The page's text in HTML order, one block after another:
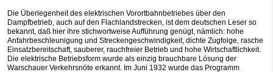
Die Überlegenheit des elektrischen Vorortbahnbetriebes über den
Dampfbetrieb, auch auf den Flachlandstrecken, ist dem deutschen Leser so
bekannt, daß hier ihre stichwortweise Aufführung genügt, nämlich: hohe
Anfahrbeschleunigung und Streckengeschwindigkeit, dichte Zugfolge, rasche
Einsatzbereitschaft, sauberer, rauchfreier Betrieb und hohe Wirtschaftlichkeit.
Die elektrische Betriebsform wurde als einzig brauchbare Lösung der
Warschauer Verkehrsnöte erkannt. Im Juni 1932 wurde das Programm